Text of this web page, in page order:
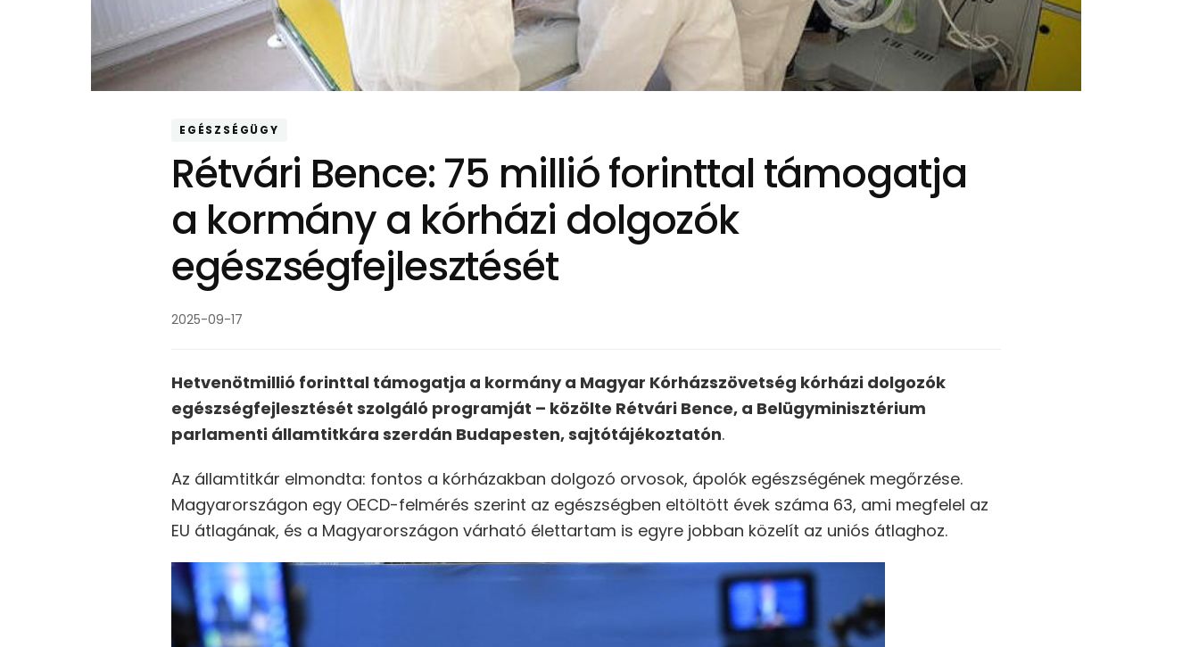
EGÉSZSÉGÜGY
Rétvári Bence: 75 millió forinttal támogatja
a kormány a kórházi dolgozók
egészségfejlesztését
2025-09-17
Hetvenötmillió forinttal támogatja a kormány a Magyar Kórházszövetség kórházi dolgozók
egészségfejlesztését szolgáló programját – közölte Rétvári Bence, a Belügyminisztérium
parlamenti államtitkára szerdán Budapesten, sajtótájékoztatón.
Az államtitkár elmondta: fontos a kórházakban dolgozó orvosok, ápolók egészségének megőrzése.
Magyarországon egy OECD-felmérés szerint az egészségben eltöltött évek száma 63, ami megfelel az
EU átlagának, és a Magyarországon várható élettartam is egyre jobban közelít az uniós átlaghoz.